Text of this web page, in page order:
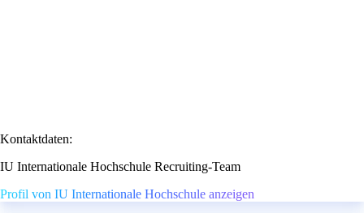
Kontaktdaten:
IU Internationale Hochschule Recruiting-Team
Profil von IU Internationale Hochschule anzeigen